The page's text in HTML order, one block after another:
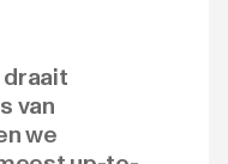
draait
van
we